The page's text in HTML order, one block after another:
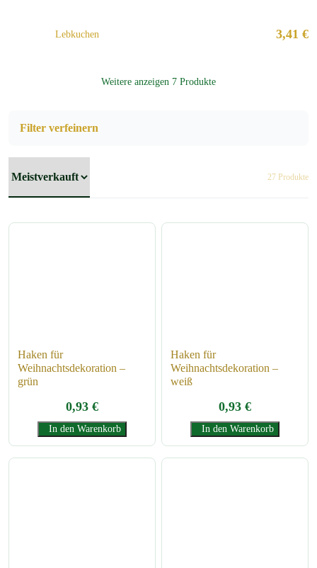
Lebkuchen 3,41 €
Weitere anzeigen 7 Produkte
Filter verfeinern
27 Produkte
Haken für
Weihnachtsdekoration –
grün
0,93 €
In den Warenkorb
Haken für
Weihnachtsdekoration –
weiß
0,93 €
In den Warenkorb